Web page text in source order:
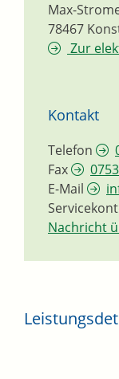
Max-
78467
Zur
Kontakt
Telefon
Fax
E-Mail
Nachricht